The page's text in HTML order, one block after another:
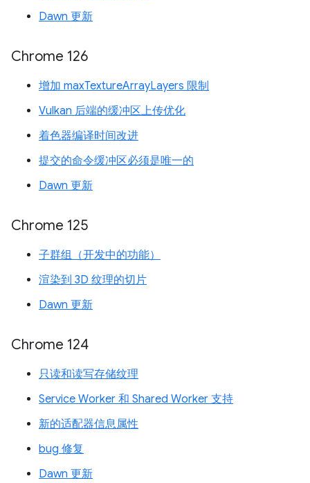
Dawn 更新
Chrome 126
增加 maxTextureArrayLayers 限制
Vulkan 后端的缓冲区上传优化
着色器编译时间改进
提交的命令缓冲区必须是唯一的
Dawn 更新
Chrome 125
子群组（开发中的功能）
渲染到 3D 纹理的切片
Dawn 更新
Chrome 124
只读和读写存储纹理
Service Worker 和 Shared Worker 支持
新的适配器信息属性
bug 修复
Dawn 更新